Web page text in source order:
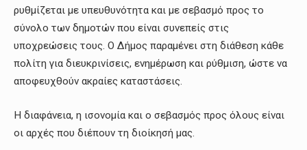
ρυθμίζεται με υπευθυνότητα και με σεβασμό προς το
σύνολο των δημοτών που είναι συνεπείς στις
υποχρεώσεις τους. Ο Δήμος παραμένει στη διάθεση κάθε
πολίτη για διευκρινίσεις, ενημέρωση και ρύθμιση, ώστε να
αποφευχθούν ακραίες καταστάσεις.
Η διαφάνεια, η ισονομία και ο σεβασμός προς όλους είναι
οι αρχές που διέπουν τη διοίκησή μας.